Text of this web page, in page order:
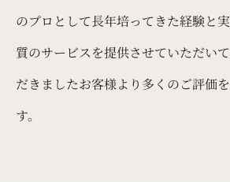
のプロとして長年培ってきた経験と
質のサービスを提供させていただい
だきましたお客様より多くのご評価
す。